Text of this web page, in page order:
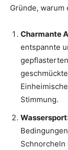
Gründe, warum
Charmante
entspannte
Stimmung.
Wassersport
Schnorcheln